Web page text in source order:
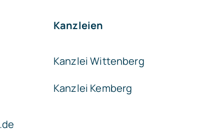
Kanzleien
Kanzlei Wittenberg
Kanzlei Kemberg